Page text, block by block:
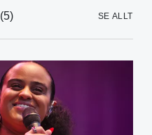
(5) SE ALLT